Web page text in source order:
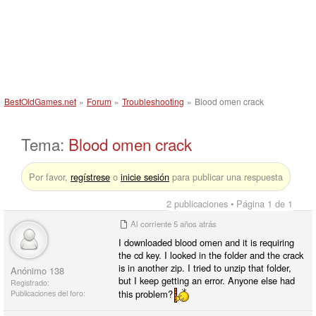
BestOldGames.net » Forum » Troubleshooting » Blood omen crack
Tema: Blood omen crack
Por favor, regístrese o inicie sesión para publicar una respuesta
2 publicaciones • Página 1 de 1
Anónimo 138
Registrado:
Publicaciones del foro:
Al corriente5 años atrás
I downloaded blood omen and it is requiring
the cd key. I looked in the folder and the crack
is in another zip. I tried to unzip that folder,
but I keep getting an error. Anyone else had
this problem?